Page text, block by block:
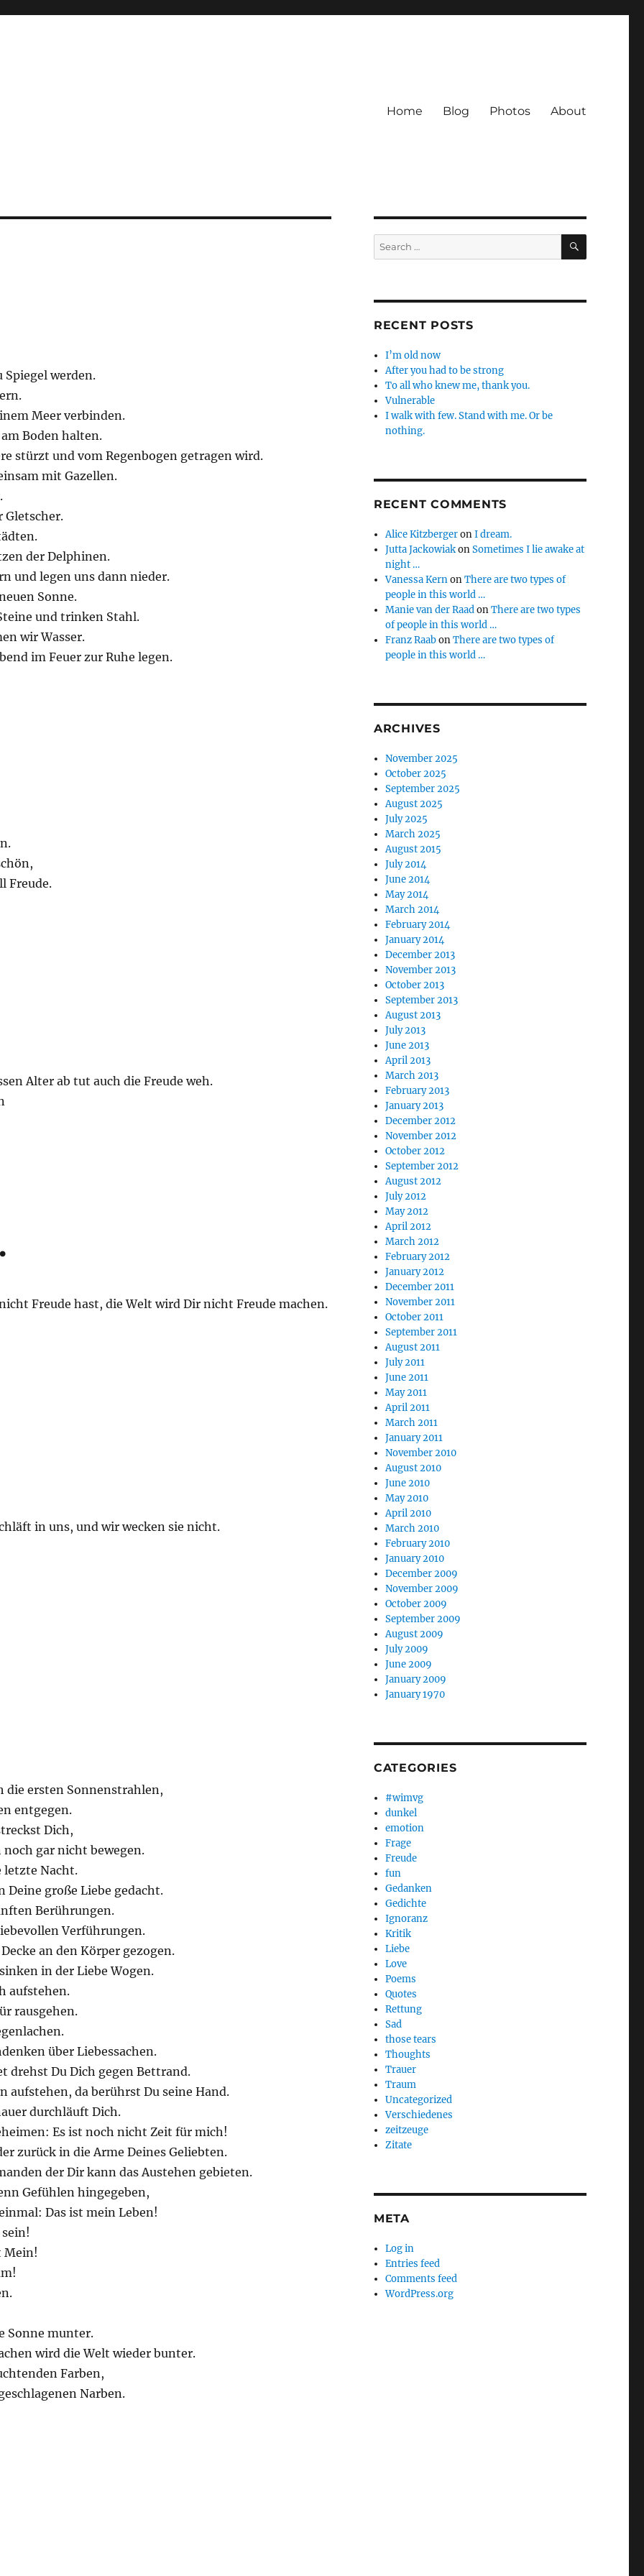
Home Blog Photos About
Spiegel werden.
Meer verbinden.
Boden halten.
stürzt und vom Regenbogen getragen wird.
mit Gazellen.
Gletscher.
der Delphinen.
und legen uns dann nieder.
Sonne.
und trinken Stahl.
wir Wasser.
im Feuer zur Ruhe legen.
Freude.
Alter ab tut auch die Freude weh.
Freude hast, die Welt wird Dir nicht Freude machen.
in uns, und wir wecken sie nicht.
die ersten Sonnenstrahlen,
entgegen.
Dich,
noch gar nicht bewegen.
letzte Nacht.
Deine große Liebe gedacht.
Berührungen.
Verführungen.
an den Körper gezogen.
in der Liebe Wogen.
aufstehen.
rausgehen.
über Liebessachen.
drehst Du Dich gegen Bettrand.
aufstehen, da berührst Du seine Hand.
durchläuft Dich.
Es ist noch nicht Zeit für mich!
zurück in die Arme Deines Geliebten.
der Dir kann das Austehen gebieten.
Gefühlen hingegeben,
Das ist mein Leben!
Mein!
Sonne munter.
wird die Welt wieder bunter.
Farben,
Narben.
Search
for:
SEARCH
RECENT POSTS
I’m old now
After you had to be strong
To all who knew me, thank you.
Vulnerable
I walk with few. Stand with me. Or be
nothing.
RECENT COMMENTS
Alice KitzbergeronI dream.
Jutta JackowiakonSometimes I lie awake at
night …
Vanessa KernonThere are two types of
people in this world …
Manie van der RaadonThere are two types
of people in this world …
Franz RaabonThere are two types of
people in this world …
ARCHIVES
November 2025
October 2025
September 2025
August 2025
July 2025
March 2025
August 2015
July 2014
June 2014
May 2014
March 2014
February 2014
January 2014
December 2013
November 2013
October 2013
September 2013
August 2013
July 2013
June 2013
April 2013
March 2013
February 2013
January 2013
December 2012
November 2012
October 2012
September 2012
August 2012
July 2012
May 2012
April 2012
March 2012
February 2012
January 2012
December 2011
November 2011
October 2011
September 2011
August 2011
July 2011
June 2011
May 2011
April 2011
March 2011
January 2011
November 2010
August 2010
June 2010
May 2010
April 2010
March 2010
February 2010
January 2010
December 2009
November 2009
October 2009
September 2009
August 2009
July 2009
June 2009
January 2009
January 1970
CATEGORIES
#wimvg
dunkel
emotion
Frage
Freude
fun
Gedanken
Gedichte
Ignoranz
Kritik
Liebe
Love
Poems
Quotes
Rettung
Sad
those tears
Thoughts
Trauer
Traum
Uncategorized
Verschiedenes
zeitzeuge
Zitate
META
Log in
Entries feed
Comments feed
WordPress.org